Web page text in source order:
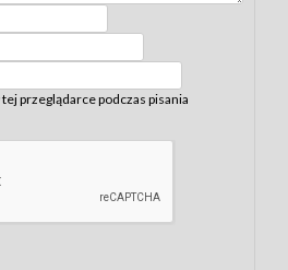
przeglądarce podczas pisania